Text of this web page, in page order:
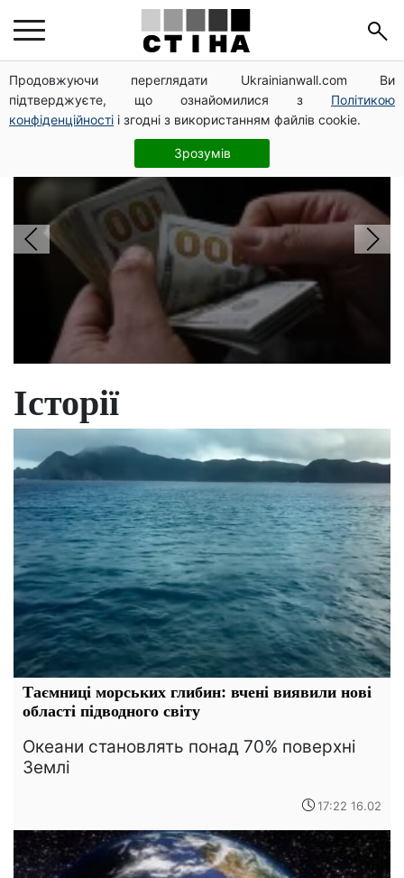
Продовжуючи переглядати Ukrainianwall.com Ви
підтверджуєте, що ознайомилися з Політикою
конфіденційності і згодні з використанням файлів cookie.
Зрозумів
Головні новини
Долар по 44,99 грн, євро — 51,98:
курс валют у банках 8 серпня
Історії
Таємниці морських глибин: вчені виявили нові
області підводного світу
Океани становлять понад 70% поверхні
Землі
17:22 16.02